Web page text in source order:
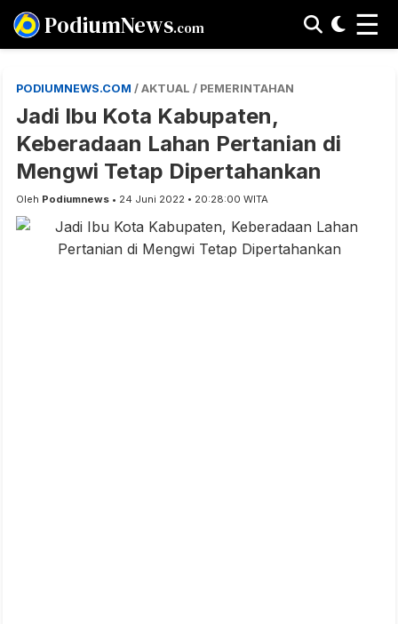
PodiumNews.com ☰
PODIUMNEWS.COM / AKTUAL / PEMERINTAHAN
Jadi Ibu Kota Kabupaten,
Keberadaan Lahan Pertanian di
Mengwi Tetap Dipertahankan
Oleh Podiumnews • 24 Juni 2022 • 20:28:00 WITA